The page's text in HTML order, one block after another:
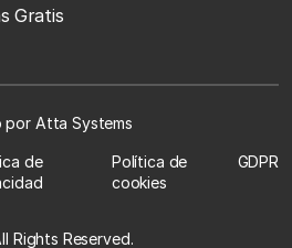
Gratis
por Atta Systems
de
Política de
cookies
GDPR
Rights Reserved.